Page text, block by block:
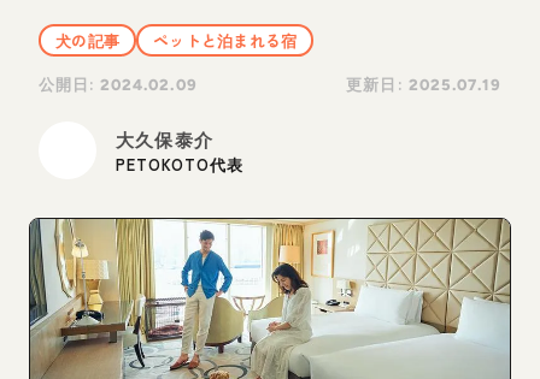
犬の記事
ペットと泊まれる宿
公開日:2024.02.09 更新日: 2025.07.19
大久保泰介
PETOKOTO代表